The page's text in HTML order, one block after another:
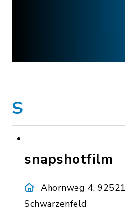
S
snapshotfilm
Ahornweg 4, 92521
Schwarzenfeld